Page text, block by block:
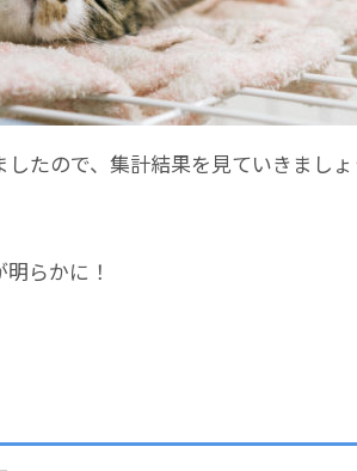
たので、集計結果を見ていきましょ
らかに！